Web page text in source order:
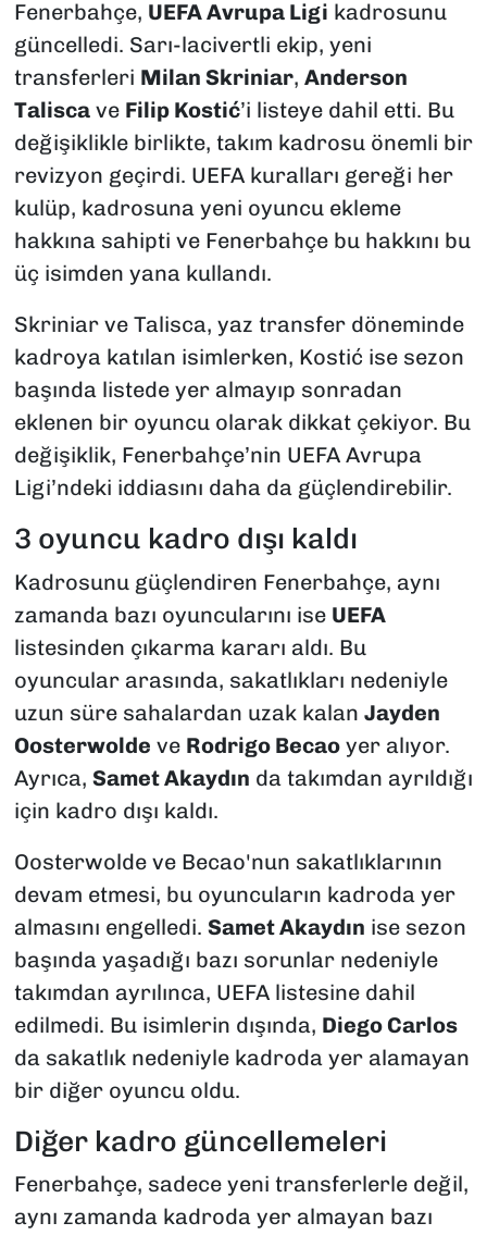
Fenerbahçe, UEFA Avrupa Ligi kadrosunu
güncelledi. Sarı-lacivertli ekip, yeni
transferleri Milan Skriniar, Anderson
Taliscave Filip Kostić’i listeye dahil etti. Bu
değişiklikle birlikte, takım kadrosu önemli bir
revizyon geçirdi. UEFA kuralları gereği her
kulüp, kadrosuna yeni oyuncu ekleme
hakkına sahipti ve Fenerbahçe bu hakkını bu
üç isimden yana kullandı.
Skriniar ve Talisca, yaz transfer döneminde
kadroya katılan isimlerken, Kostić ise sezon
başında listede yer almayıp sonradan
eklenen bir oyuncu olarak dikkat çekiyor. Bu
değişiklik, Fenerbahçe’nin UEFA Avrupa
Ligi’ndeki iddiasını daha da güçlendirebilir.
3 oyuncu kadro dışı kaldı
Kadrosunu güçlendiren Fenerbahçe, aynı
zamanda bazı oyuncularını ise UEFA
listesinden çıkarma kararı aldı. Bu
oyuncular arasında, sakatlıkları nedeniyle
uzun süre sahalardan uzak kalan Jayden
Oosterwolde ve Rodrigo Becaoyer alıyor.
Ayrıca, Samet Akaydın da takımdan ayrıldığı
için kadro dışı kaldı.
Oosterwolde ve Becao'nun sakatlıklarının
devam etmesi, bu oyuncuların kadroda yer
almasını engelledi. Samet Akaydın ise sezon
başında yaşadığı bazı sorunlar nedeniyle
takımdan ayrılınca, UEFA listesine dahil
edilmedi. Bu isimlerin dışında, Diego Carlos
da sakatlık nedeniyle kadroda yer alamayan
bir diğer oyuncu oldu.
Diğer kadro güncellemeleri
Fenerbahçe, sadece yeni transferlerle değil,
aynı zamanda kadroda yer almayan bazı